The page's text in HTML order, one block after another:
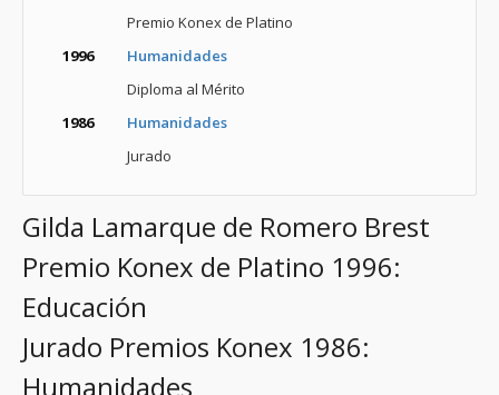
Premio Konex de Platino
1996
Humanidades
Diploma al Mérito
1986
Humanidades
Jurado
Gilda Lamarque de Romero Brest
Premio Konex de Platino 1996:
Educación
Jurado Premios Konex 1986:
Humanidades